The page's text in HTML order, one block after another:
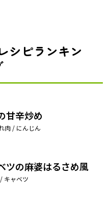
シピランキン
甘辛炒め
肉 / にんじん
ツの麻婆はるさめ風
キャベツ